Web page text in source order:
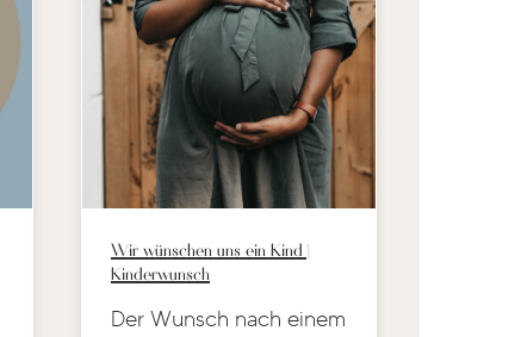
Wir wünschen uns ein Kind |
Kinderwunsch
Der Wunsch nach einem